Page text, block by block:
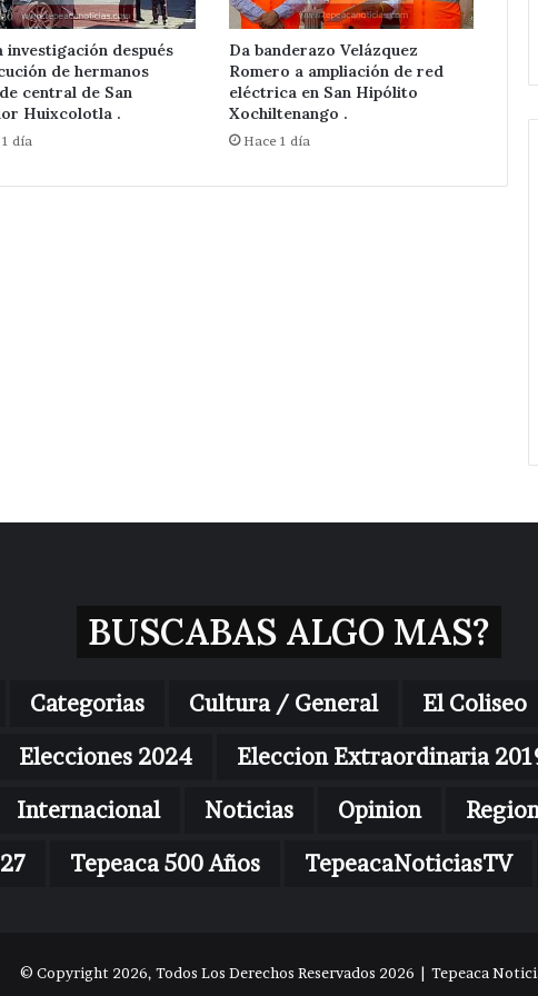
investigación después
de hermanos
central de San
Huixcolotla .
día
Da banderazo Velázquez
Romero a ampliación de red
eléctrica en San Hipólito
Xochiltenango .
Hace 1 día
Red Eléctrica.
central
de
San
Salvador
Huixcolotla
Huixcolotla .
BUSCABAS ALGO MAS?
Categorias Cultura / General El Coliseo
Elecciones 2024 Eleccion Extraordinaria
Internacional Noticias Opinion
Tepeaca 500 Años TepeacaNoticiasTV
© Copyright 2026, Todos Los Derechos Reservados 2026 | Tepeaca